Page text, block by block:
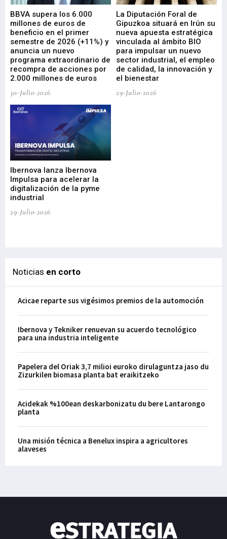
BBVA supera los 6.000
millones de euros de
beneficio en el primer
semestre de 2026 (+11%) y
anuncia un nuevo
programa extraordinario de
recompra de acciones por
2.000 millones de euros
30-Julio-2026
La Diputación Foral de
Gipuzkoa situará en Irún su
nueva apuesta estratégica
vinculada al ámbito BIO
para impulsar un nuevo
sector industrial, el empleo
de calidad, la innovación y
el bienestar
29-Julio-2026
Ibernova lanza Ibernova
Impulsa para acelerar la
digitalización de la pyme
industrial
29-Julio-2026
Noticias en corto
Acicae reparte sus vigésimos premios de la automoción
Ibernova y Tekniker renuevan su acuerdo tecnológico
para una industria inteligente
Papelera del Oriak 3,7 milioi euroko dirulaguntza jaso du
Zizurkilen biomasa planta bat eraikitzeko
Acidekak %100ean deskarbonizatu du bere Lantarongo
planta
Una misión técnica a Benelux inspira a agricultores
alaveses